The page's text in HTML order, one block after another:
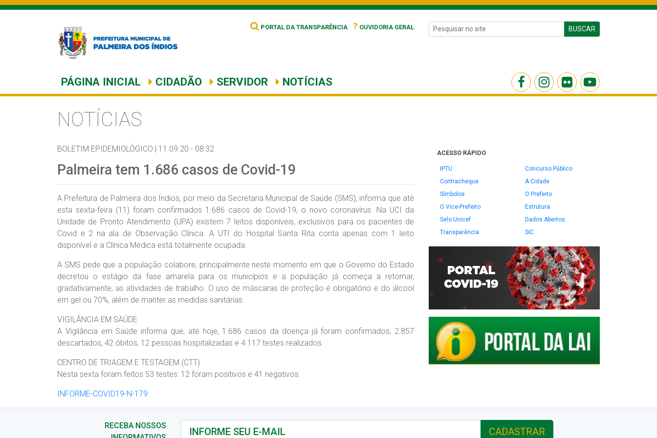
PORTAL DA TRANSPARÊNCIA ? OUVIDORIA GERAL BUSCAR
PÁGINA INICIAL CIDADÃO SERVIDOR NOTÍCIAS
NOTÍCIAS
BOLETIM EPIDEMIOLÓGICO | 11.09.20 - 08:32
Palmeira tem 1.686 casos de Covid-19
A Prefeitura de Palmeira dos Índios, por meio da Secretaria Municipal de Saúde (SMS), informa que até
esta sexta-feira (11) foram confirmados 1.686 casos de Covid-19, o novo coronavírus. Na UCI da
Unidade de Pronto Atendimento (UPA) existem 7 leitos disponíveis, exclusivos para os pacientes de
Covid e 2 na ala de Observação Clínica. A UTI do Hospital Santa Rita conta apenas com 1 leito
disponível e a Clínica Médica está totalmente ocupada.
A SMS pede que a população colabore, principalmente neste momento em que o Governo do Estado
decretou o estágio da fase amarela para os municípios e a população já começa a retomar,
gradativamente, as atividades de trabalho. O uso de máscaras de proteção é obrigatório e do álcool
em gel ou 70%, além de manter as medidas sanitárias.
VIGILÂNCIA EM SAÚDE
A Vigilância em Saúde informa que, até hoje, 1.686 casos da doença já foram confirmados, 2.857
descartados, 42 óbitos, 12 pessoas hospitalizadas e 4.117 testes realizados.
CENTRO DE TRIAGEM E TESTAGEM (CTT)
Nesta sexta foram feitos 53 testes: 12 foram positivos e 41 negativos.
INFORME-COVID19-N-179
ACESSO RÁPIDO
IPTU
Concurso Público
Contracheque
A Cidade
Símbolos
O Prefeito
O Vice-Prefeito
Estrutura
Selo Unicef
Dados Abertos
Transparência
SIC
RECEBA NOSSOS
CADASTRAR